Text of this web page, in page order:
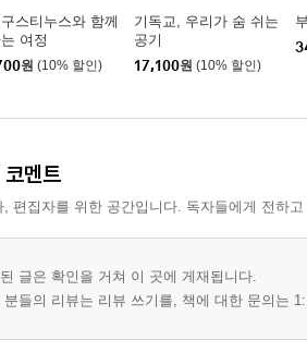
스티누스와 함께
여정
원 (10% 할인)
기독교, 우리가 숨 쉬는
공기
17,100원 (10% 할인)
멘트
, 편집자를 위한 공간입니다. 독자들에게 전하
글은 확인을 거쳐 이 곳에 게재됩니다.
분들의 리뷰는 리뷰 쓰기를, 책에 대한 문의는